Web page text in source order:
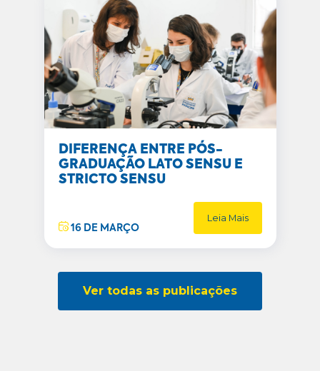
DIFERENÇA ENTRE PÓS-
GRADUAÇÃO LATO SENSU E
STRICTO SENSU
16 DE MARÇO
Leia Mais
Ver todas as publicações